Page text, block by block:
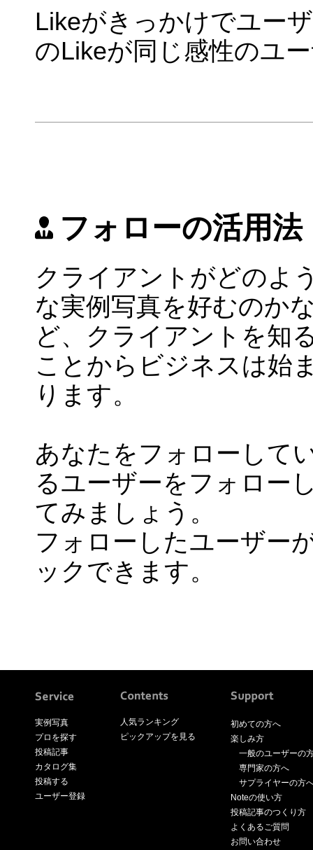
Likeがきっかけでユー
のLikeが同じ感性のユ
フォローの活用法
クライアントがどのよ
な実例写真を好むのか
ど、クライアントを知
ことからビジネスは始
ります。
あなたをフォローして
るユーザーをフォロー
てみましょう。
フォローしたユーザー
ックできます。
実例写真
プロを探す
投稿記事
カタログ集
投稿する
ユーザー登録
人気ランキング
ピックアップを見る
初めての方へ
楽しみ方
一般のユーザーの
専門家の方へ
サプライヤーの方
Noteの使い方
投稿記事のつくり方
よくあるご質問
お問い合わせ